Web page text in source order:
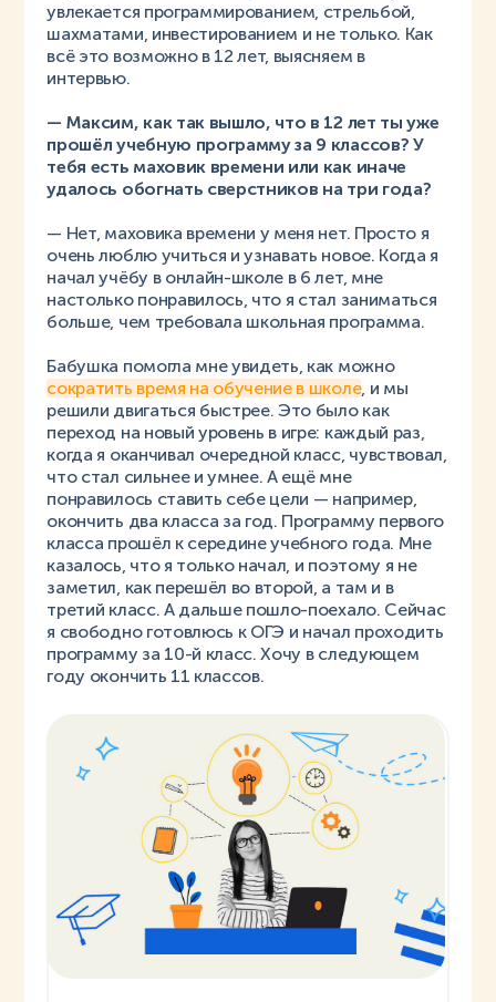
увлекается программированием, стрельбой,
шахматами, инвестированием и не только. Как
всё это возможно в 12 лет, выясняем в
интервью.
— Максим, как так вышло, что в 12 лет ты уже
прошёл учебную программу за 9 классов? У
тебя есть маховик времени или как иначе
удалось обогнать сверстников на три года?
— Нет, маховика времени у меня нет. Просто я
очень люблю учиться и узнавать новое. Когда я
начал учёбу в онлайн-школе в 6 лет, мне
настолько понравилось, что я стал заниматься
больше, чем требовала школьная программа.
Бабушка помогла мне увидеть, как можно
сократить время на обучение в школе, и мы
решили двигаться быстрее. Это было как
переход на новый уровень в игре: каждый раз,
когда я оканчивал очередной класс, чувствовал,
что стал сильнее и умнее. А ещё мне
понравилось ставить себе цели — например,
окончить два класса за год. Программу первого
класса прошёл к середине учебного года. Мне
казалось, что я только начал, и поэтому я не
заметил, как перешёл во второй, а там и в
третий класс. А дальше пошло-поехало. Сейчас
я свободно готовлюсь к ОГЭ и начал проходить
программу за 10-й класс. Хочу в следующем
году окончить 11 классов.